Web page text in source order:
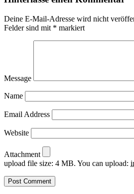
Deine E-Mail-Adresse wird nicht
Felder sind mit * markiert
Message
Name
Email Address
Website
Attachment
upload file size: 4 MB. You can upload: